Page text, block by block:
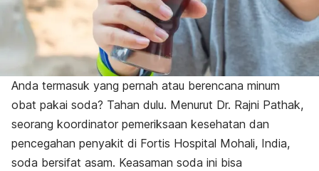
Anda termasuk yang pernah atau berencana minum
obat pakai soda? Tahan dulu. Menurut Dr. Rajni Pathak,
seorang koordinator pemeriksaan kesehatan dan
pencegahan penyakit di Fortis Hospital Mohali, India,
soda bersifat asam. Keasaman soda ini bisa